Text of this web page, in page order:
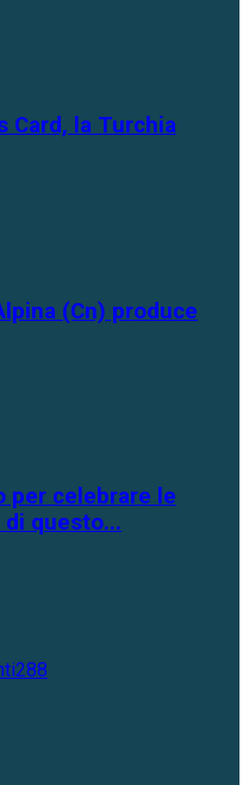
Card, la Turchia
(Cn) produce
per celebrare le
questo...
288